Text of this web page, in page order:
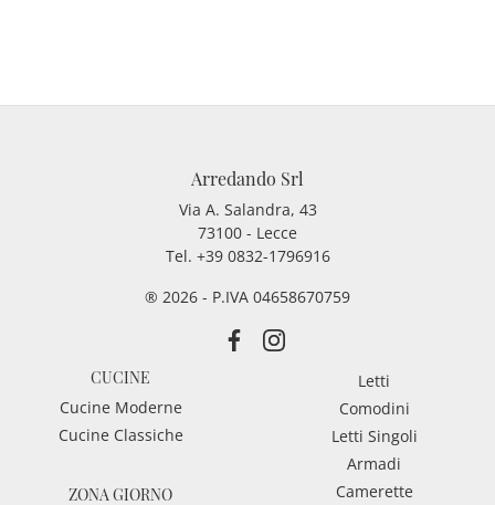
Arredando Srl
Via A. Salandra, 43
73100 - Lecce
Tel. +39 0832-1796916
® 2026 - P.IVA 04658670759
CUCINE
Cucine Moderne
Cucine Classiche
ZONA GIORNO
Letti
Comodini
Letti Singoli
Armadi
Camerette